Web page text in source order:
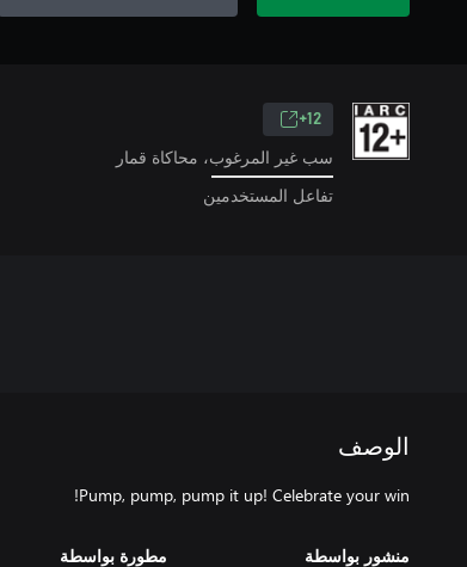
12+
سب غير المرغوب، محاكاة قمار
تفاعل المستخدمين
الوصف
Pump, pump, pump it up! Celebrate your win!
منشور بواسطة مطورة بواسطة